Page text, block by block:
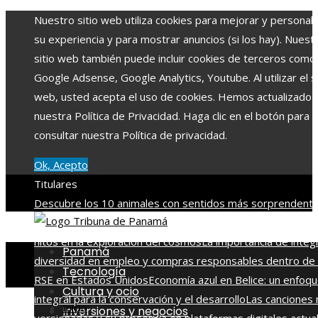
Nuestro sitio web utiliza cookies para mejorar y
su experiencia y para mostrar anuncios (si los hay).
sitio web también puede incluir cookies de terceros como
Google Adsense, Google Analytics, Youtube. Al utilizar el
web, usted acepta el uso de cookies. Hemos actualizado
nuestra Política de Privacidad. Haga clic en el botón para
consultar nuestra Política de privacidad.
Ok, Acepto
Titulares
Descubre los 10 animales con sentidos más
agudos del planetaLas 15 misiones espaciales que
hitos en la exploración del cosmosLa importancia de
diversidad en empleo y compras responsables dentro de
RSE en Estados UnidosEconomía azul en Belice: un
integral para la conservación y el desarrolloLas canciones
Panamá
Tecnología
Cultura y ocio
Inversiones y negocios
Inicio